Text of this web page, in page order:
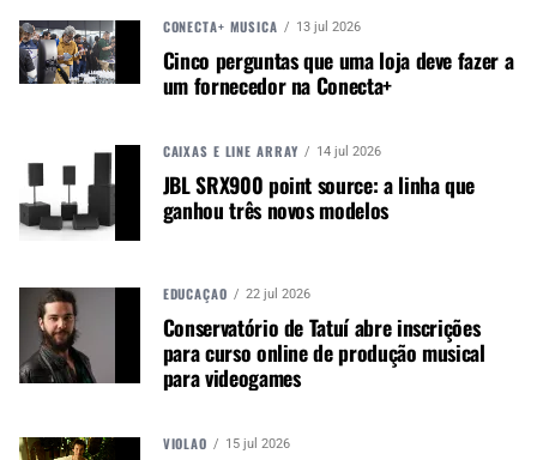
flexibilidade dos vocais.
Um dos principais diferenciais do ReSing em
relação a outras plataformas é que todo o
processamento é feito no computador do usuário,
evitando uploads para a nuvem ou espera em filas
sobre os dados de áudio e os modelos gerados.
MERCADO DE VOZES E EXPANSÃO FUTURA
próprios modelos, a IK Multimedia anunciou que
CONECTA+ MÚSICA 13 jul 2026
Cinco perguntas que uma loja deve fazer a
um fornecedor na Conecta+
CAIXAS E LINE ARRAY 14 jul 2026
JBL SRX900 point source: a linha que
ganhou três novos modelos
EDUCAÇÃO 22 jul 2026
Conservatório de Tatuí abre inscrições
para curso online de produção musical
para videogames
VIOLÃO 15 jul 2026